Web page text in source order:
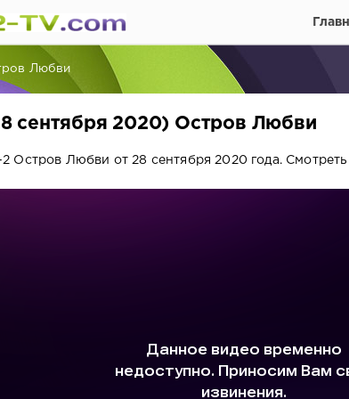
Любви
сентября 2020) Остров Любви
Остров Любви от 28 сентября 2020 года.